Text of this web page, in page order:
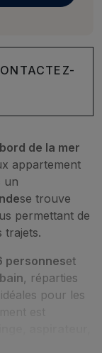
de la mer
appartement
un
se trouve
permettant de
trajets.
personneset
, réparties
pour les